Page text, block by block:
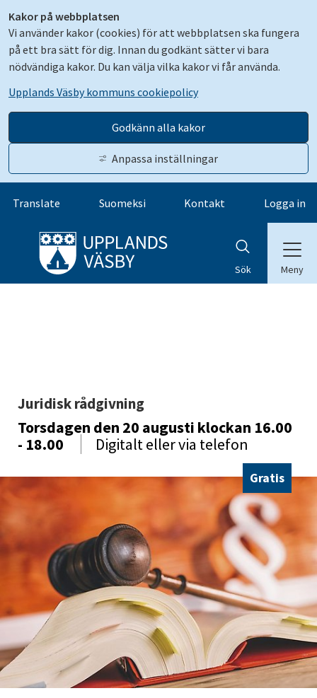
Kakor på webbplatsen
Vi använder kakor (cookies) för att webbplatsen ska fungera
på ett bra sätt för dig. Innan du godkänt sätter vi bara
nödvändiga kakor. Du kan välja vilka kakor vi får använda.
Upplands Väsby kommuns cookiepolicy
Godkänn alla kakor
Anpassa inställningar
Gå till innehåll
Translate Suomeksi Kontakt Logga in
Sök Meny
Juridisk rådgivning
Torsdagen den 20 augusti klockan 16.00
- 18.00
Digitalt eller via telefon
Gratis